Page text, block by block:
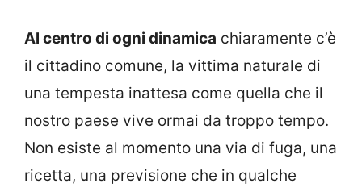
Al centro di ogni dinamica chiaramente c’è
il cittadino comune, la vittima naturale di
una tempesta inattesa come quella che il
nostro paese vive ormai da troppo tempo.
Non esiste al momento una via di fuga, una
ricetta, una previsione che in qualche